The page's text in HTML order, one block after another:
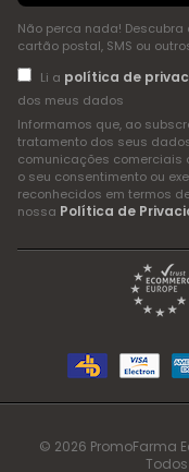
Não perca nada!
cartão postal, SMS ou
Li a política de
dos meus dados
Informamos que, ao
tratamento dos seus
comunicações comerciais
o seu consentimento ou
reconhecidos em termos
nossa Política de
© 2026 PromoFarma